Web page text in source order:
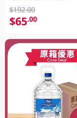
$192.00
$65.00